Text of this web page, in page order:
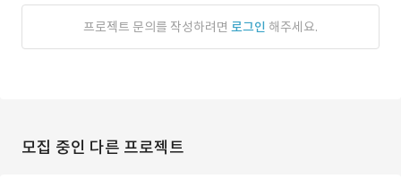
프로젝트 문의를 작성하려면 로그인 해주세요.
모집 중인 다른 프로젝트